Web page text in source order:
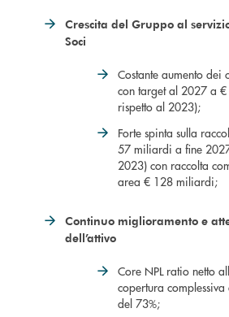
Crescita del Gruppo al
Soci
Costante aumento dei
con target al 2027 a
rispetto al 2023);
Forte spinta sulla
57 miliardi a fine
2023) con raccolta
area € 128 miliardi;
Continuo miglioramento e
dell’attivo
Core NPL ratio netto
copertura
del 73%;